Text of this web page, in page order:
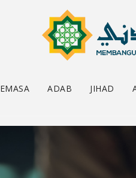
ADAB JIHAD